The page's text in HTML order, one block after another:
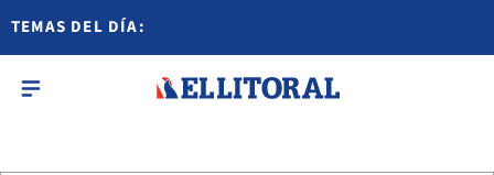
TEMAS DEL DÍA: